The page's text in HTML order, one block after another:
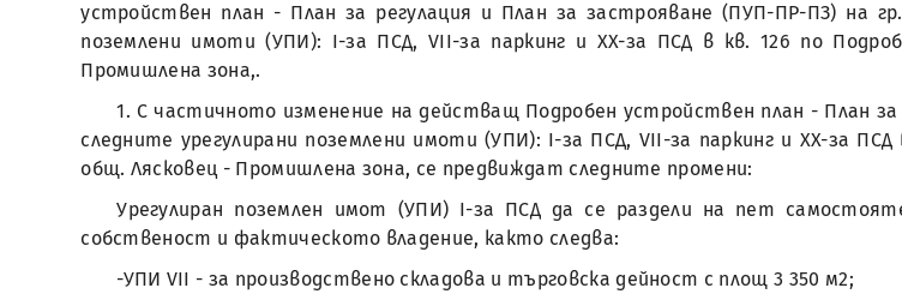
устройствен план - План за регулация и План за застрояване (ПУП-ПР-ПЗ) на
поземлени имоти (УПИ): I-за ПСД, VII-за паркинг и XX-за ПСД в кв. 126 по
Промишлена зона,.
1. С частичното изменение на действащ Подробен устройствен план - План
следните урегулирани поземлени имоти (УПИ): I-за ПСД, VII-за паркинг и XX-за
общ. Лясковец - Промишлена зона, се предвиждат следните промени:
Урегулиран поземлен имот (УПИ) I-за ПСД да се раздели на пет
собственост и фактическото владение, както следва:
-УПИ VII - за производствено складова и търговска дейност с площ 3 350 м2;